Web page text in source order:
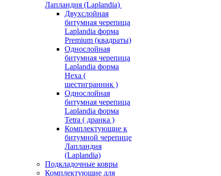
Лапландия (Laplandia)
Двухслойная
битумная черепица
Laplandia форма
Premium (квадраты)
Однослойная
битумная черепица
Laplandia форма
Hexa (
шестигранник )
Однослойная
битумная черепица
Laplandia форма
Tetra ( дранка )
Комплектующие к
битумной черепице
Лапландия
(Laplandia)
Подкладочные ковры
Комплектующие для